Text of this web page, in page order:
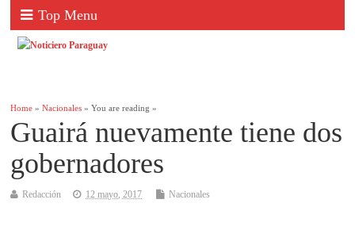
Top Menu
Home »Nacionales » You are reading »
Guairá nuevamente tiene dos
gobernadores
Redacción 12 mayo, 2017 Nacionales